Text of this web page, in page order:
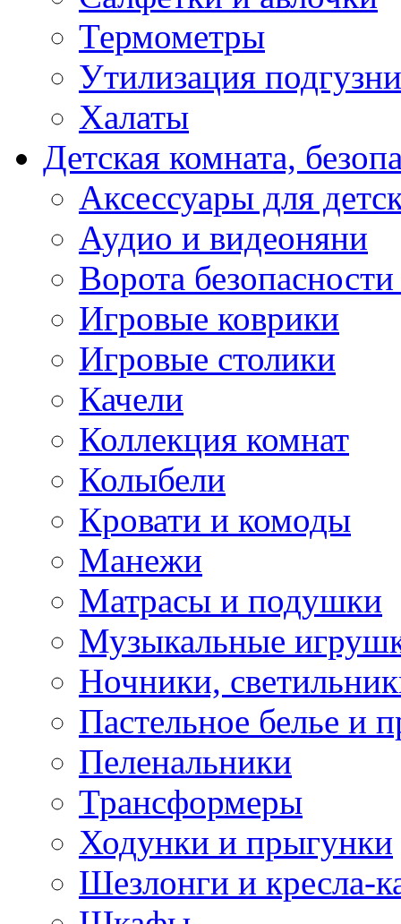
Термометры
Утилизация
Халаты
Детская комната,
Аксессуары для
Аудио и видеоняни
Ворота
Игровые коврики
Игровые столики
Качели
Коллекция комнат
Колыбели
Кровати и комоды
Манежи
Матрасы и подушки
Музыкальные
Ночники,
Пастельное белье и
Пеленальники
Трансформеры
Ходунки и прыгунки
Шезлонги и кресла-